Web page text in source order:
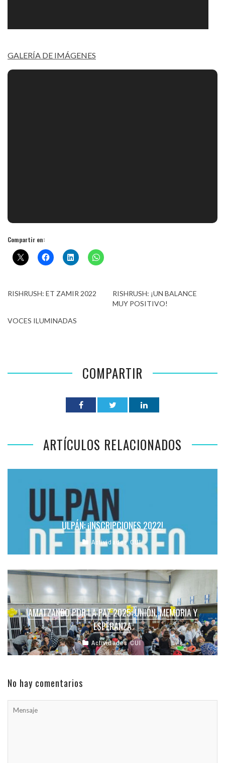
GALERÍA DE IMÁGENES
Compartir en:
RISHRUSH: ET ZAMIR 2022
RISHRUSH: ¡UN BALANCE
MUY POSITIVO!
VOCES ILUMINADAS
COMPARTIR
ARTÍCULOS RELACIONADOS
ULPÁN: ¡INSCRIPCIONES 2022!
Actividades CUI
AMATZANDO POR LA PAZ 2025: UNIÓN, MEMORIA Y
ESPERANZA
Actividades CUI
No hay comentarios